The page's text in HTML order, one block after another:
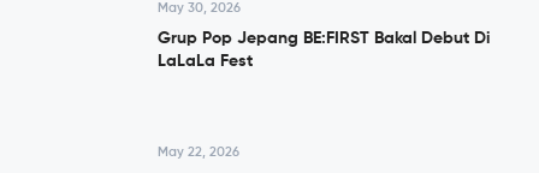
May 30, 2026
Grup Pop Jepang BE:FIRST Bakal Debut Di
LaLaLa Fest
May 22, 2026